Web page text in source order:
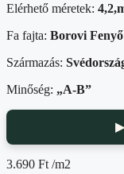
Elérhető méretek:
Fa fajta: Borovi Fenyő
Származás:
Minőség: „A-B”
3.690 Ft /m2